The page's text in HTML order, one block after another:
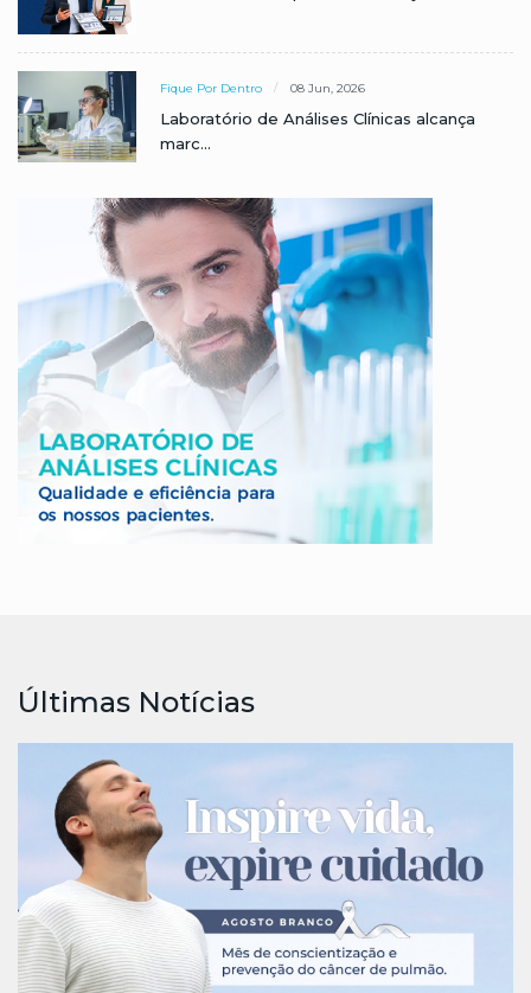
Fique Por Dentro 08 Jun, 2026
Laboratório de Análises Clínicas alcança
marc...
Últimas Notícias